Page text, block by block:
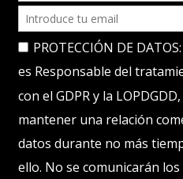
© 2017, COMPANATGE